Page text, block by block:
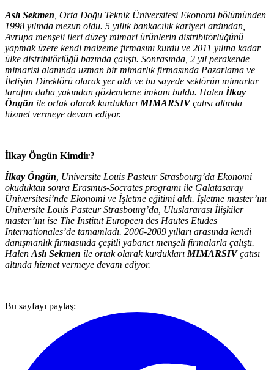
Aslı Sekmen , Orta Doğu Teknik Üniversitesi Ekonomi bölümünden
1998 yılında mezun oldu. 5 yıllık bankacılık kariyeri ardından,
Avrupa menşeli ileri düzey mimari ürünlerin distribitörlüğünü
yapmak üzere kendi malzeme firmasını kurdu ve 2011 yılına kadar
ülke distribitörlüğü bazında çalıştı. Sonrasında, 2 yıl perakende
mimarisi alanında uzman bir mimarlık firmasında Pazarlama ve
İletişim Direktörü olarak yer aldı ve bu sayede sektörün mimarlar
tarafını daha yakından gözlemleme imkanı buldu. Halen İlkay
Öngün ile ortak olarak kurdukları MIMARSIVçatısı altında
hizmet vermeye devam ediyor.
İlkay Öngün Kimdir?
İlkay Öngün , Universite Louis Pasteur Strasbourg’da Ekonomi
okuduktan sonra Erasmus-Socrates programı ile Galatasaray
Üniversitesi’nde Ekonomi ve İşletme eğitimi aldı. İşletme master’ını
Universite Louis Pasteur Strasbourg’da, Uluslararası İlişkiler
master’ını ise The Institut Europeen des Hautes Etudes
Internationales’de tamamladı. 2006-2009 yılları arasında kendi
danışmanlık firmasında çeşitli yabancı menşeli firmalarla çalıştı.
Halen Aslı Sekmen ile ortak olarak kurdukları MIMARSIVçatısı
altında hizmet vermeye devam ediyor.
Bu sayfayı paylaş: